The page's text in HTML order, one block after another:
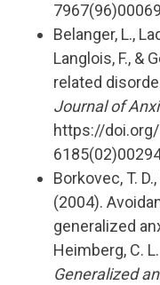
Belanger, L.,
Langlois, F., &
related
Journal of
https://
Borkovec, T.
(2004).
generalized
Heimberg, C.
Generalized